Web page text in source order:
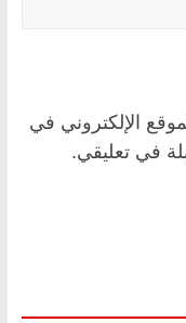
الإلكتروني في
في تعليقي.